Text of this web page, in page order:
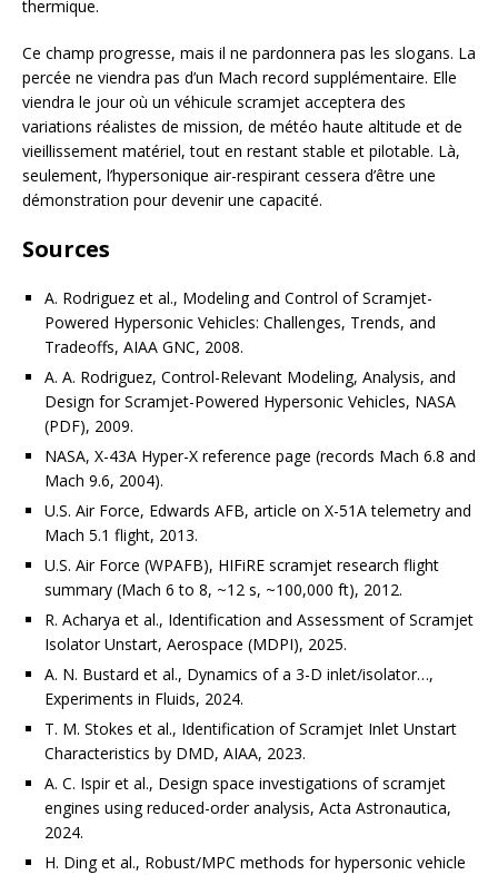
thermique.
Ce champ progresse, mais il ne pardonnera pas les slogans. La
percée ne viendra pas d’un Mach record supplémentaire. Elle
viendra le jour où un véhicule scramjet acceptera des
variations réalistes de mission, de météo haute altitude et de
vieillissement matériel, tout en restant stable et pilotable. Là,
seulement, l’hypersonique air-respirant cessera d’être une
démonstration pour devenir une capacité.
Sources
A. Rodriguez et al., Modeling and Control of Scramjet-
Powered Hypersonic Vehicles: Challenges, Trends, and
Tradeoffs, AIAA GNC, 2008.
A. A. Rodriguez, Control-Relevant Modeling, Analysis, and
Design for Scramjet-Powered Hypersonic Vehicles, NASA
(PDF), 2009.
NASA, X-43A Hyper-X reference page (records Mach 6.8 and
Mach 9.6, 2004).
U.S. Air Force, Edwards AFB, article on X-51A telemetry and
Mach 5.1 flight, 2013.
U.S. Air Force (WPAFB), HIFiRE scramjet research flight
summary (Mach 6 to 8, ~12 s, ~100,000 ft), 2012.
R. Acharya et al., Identification and Assessment of Scramjet
Isolator Unstart, Aerospace (MDPI), 2025.
A. N. Bustard et al., Dynamics of a 3-D inlet/isolator…,
Experiments in Fluids, 2024.
T. M. Stokes et al., Identification of Scramjet Inlet Unstart
Characteristics by DMD, AIAA, 2023.
A. C. Ispir et al., Design space investigations of scramjet
engines using reduced-order analysis, Acta Astronautica,
2024.
H. Ding et al., Robust/MPC methods for hypersonic vehicle